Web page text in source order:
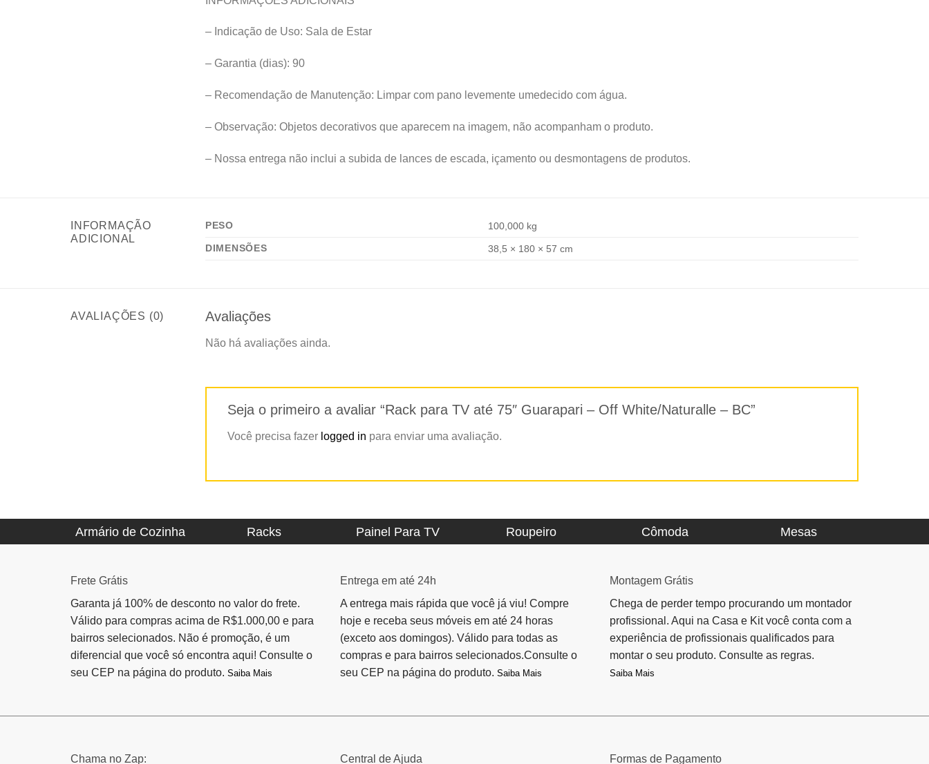
– Indicação de Uso: Sala de Estar
– Garantia (dias): 90
– Recomendação de Manutenção: Limpar com pano levemente umedecido com água.
– Observação: Objetos decorativos que aparecem na imagem, não acompanham o produto.
– Nossa entrega não inclui a subida de lances de escada, içamento ou desmontagens de produtos.
INFORMAÇÃO
ADICIONAL
PESO
100,000 kg
DIMENSÕES
38,5 × 180 × 57 cm
AVALIAÇÕES (0) Avaliações
Não há avaliações ainda.
Seja o primeiro a avaliar “Rack para TV até 75″ Guarapari – Off White/Naturalle – BC”
Você precisa fazer logged in para enviar uma avaliação.
Armário de Cozinha Racks Painel Para TV Roupeiro Cômoda Mesas
Frete Grátis
Garanta já 100% de desconto no valor do frete.
Válido para compras acima de R$1.000,00 e para
bairros selecionados. Não é promoção, é um
diferencial que você só encontra aqui! Consulte o
seu CEP na página do produto. Saiba Mais
Entrega em até 24h
A entrega mais rápida que você já viu! Compre
hoje e receba seus móveis em até 24 horas
(exceto aos domingos). Válido para todas as
compras e para bairros selecionados.Consulte o
seu CEP na página do produto. Saiba Mais
Montagem Grátis
Chega de perder tempo procurando um montador
profissional. Aqui na Casa e Kit você conta com a
experiência de profissionais qualificados para
montar o seu produto. Consulte as regras.
Saiba Mais
Chama no Zap: Central de Ajuda Formas de Pagamento